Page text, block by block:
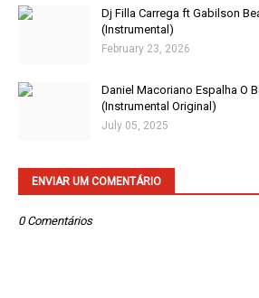
Dj Filla Carrega ft Gabilson
(Instrumental)
February 23, 2026
Daniel Macoriano Espalha O
(Instrumental Original)
July 05, 2025
ENVIAR UM COMENTÁRIO
0 Comentários